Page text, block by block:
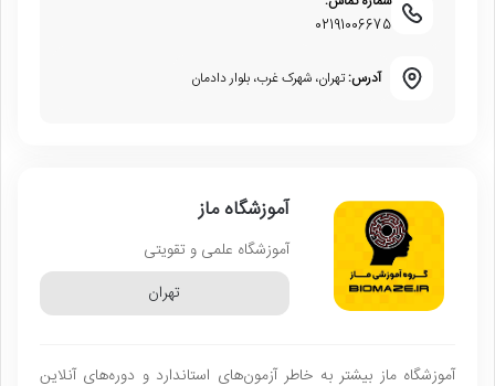
02191006675
آدرس:تهران، شهرک غرب، بلوار دادمان
آموزشگاه ماز
آموزشگاه علمی و تقویتی
تهران
آموزشگاه ماز بیشتر به خاطر آزمون‌های استاندارد و دوره‌های آنلاین